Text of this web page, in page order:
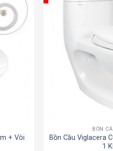
+ Vòi
BỒN
Bồn Cầu Viglacera
1